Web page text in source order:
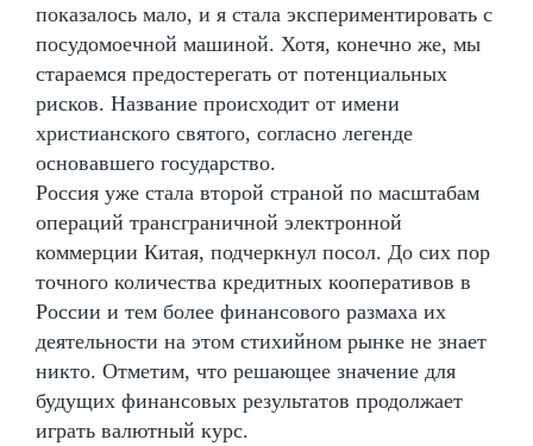
показалось мало, и я стала экспериментировать с
посудомоечной машиной. Хотя, конечно же, мы
стараемся предостерегать от потенциальных
рисков. Название происходит от имени
христианского святого, согласно легенде
основавшего государство.
Россия уже стала второй страной по масштабам
операций трансграничной электронной
коммерции Китая, подчеркнул посол. До сих пор
точного количества кредитных кооперативов в
России и тем более финансового размаха их
деятельности на этом стихийном рынке не знает
никто. Отметим, что решающее значение для
будущих финансовых результатов продолжает
играть валютный курс.